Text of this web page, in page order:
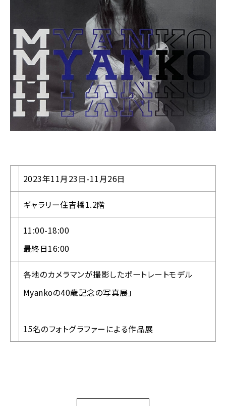
2023年11月23日-11月26日
ギャラリー住吉橋1.2階
11:00-18:00
最終日16:00
各地のカメラマンが撮影したポートレートモデル
Myankoの40歳記念の写真展」
15名のフォトグラファーによる作品展